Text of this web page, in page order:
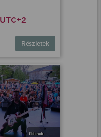
Részletek